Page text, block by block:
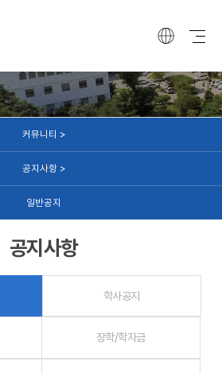
커뮤니티 >
공지사항 >
일반공지
공지사항
학사공지
장학/학자금